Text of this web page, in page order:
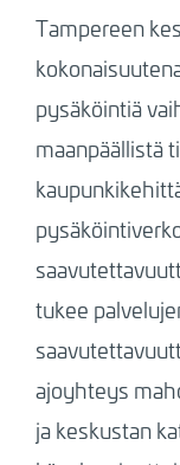
Tampereen
pysäköintiä
maanpäällistä
tukee
ajoyhteys
ja keskustan